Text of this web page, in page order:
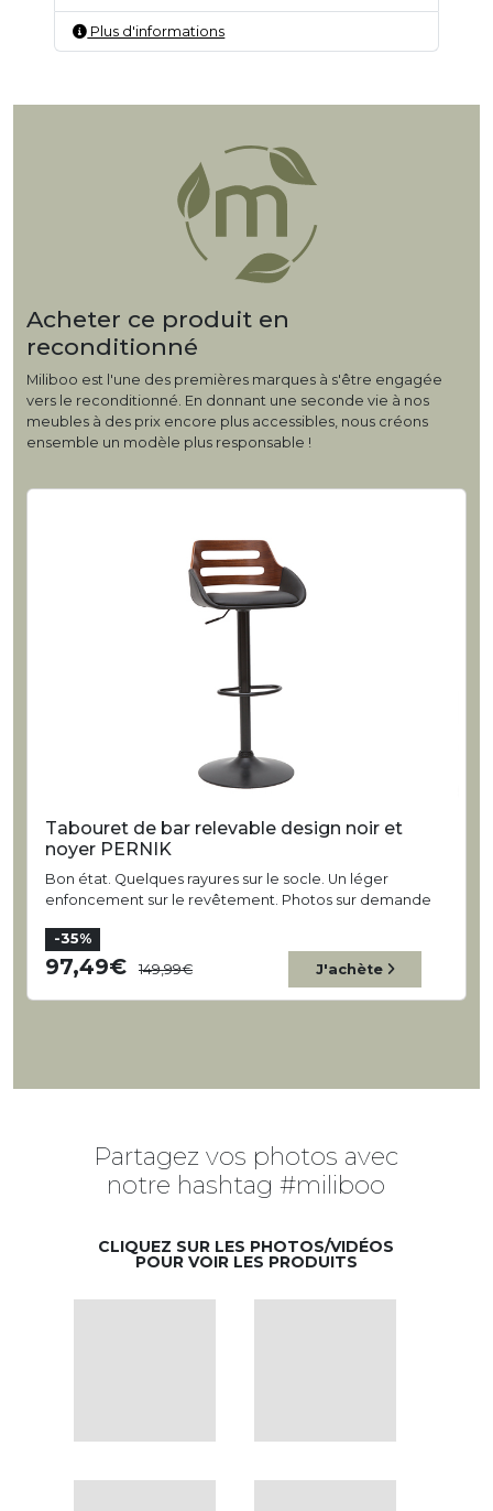
Plus d'informations
Acheter ce produit en
reconditionné
Miliboo est l'une des premières marques à s'être engagée
vers le reconditionné. En donnant une seconde vie à nos
meubles à des prix encore plus accessibles, nous créons
ensemble un modèle plus responsable !
Tabouret de bar relevable design noir et
noyer PERNIK
Bon état. Quelques rayures sur le socle. Un léger
enfoncement sur le revêtement. Photos sur demande
-35%
97,49 149,99 J'achète
Partagez vos photos avec
notre hashtag #miliboo
CLIQUEZ SUR LES PHOTOS/VIDÉOS
POUR VOIR LES PRODUITS